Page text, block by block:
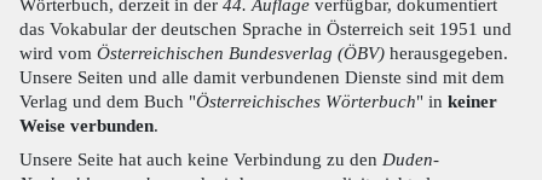
Wörterbuch, derzeit in der 44. Auflage verfügbar, dokumentiert
das Vokabular der deutschen Sprache in Österreich seit 1951 und
wird vom Österreichischen Bundesverlag (ÖBV) herausgegeben.
Unsere Seiten und alle damit verbundenen Dienste sind mit dem
Verlag und dem Buch "Österreichisches Wörterbuch" in keiner
Weise verbunden.
Unsere Seite hat auch keine Verbindung zu den Duden-